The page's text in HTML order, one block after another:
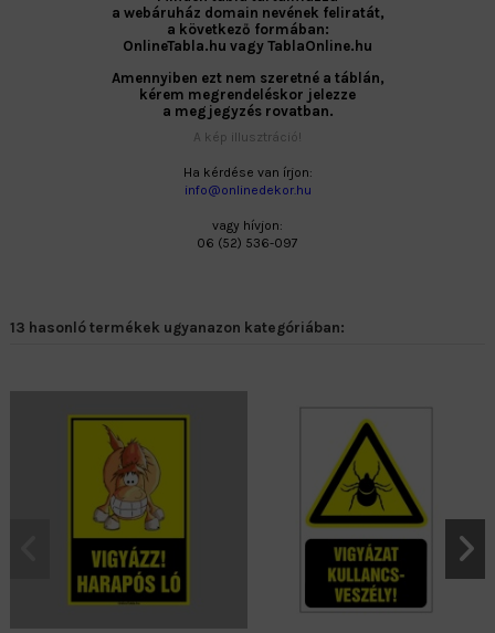
a webáruház domain nevének feliratát,
a következő formában:
OnlineTabla.hu vagy TablaOnline.hu
Amennyiben ezt nem szeretné a táblán,
kérem megrendeléskor jelezze
a megjegyzés rovatban.
A kép illusztráció!
Ha kérdése van írjon:
info@onlinedekor.hu
vagy hívjon:
06 (52) 536-097
13 hasonló termékek ugyanazon kategóriában: